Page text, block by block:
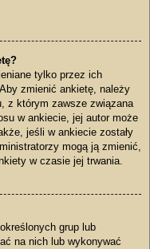
tylko przez ich
zmienić ankietę, należy
z którym zawsze związana
w ankiecie, jej autor może
jeśli w ankiecie zostały
mogą ją zmienić,
w czasie jej trwania.
grup lub
na nich lub wykonywać